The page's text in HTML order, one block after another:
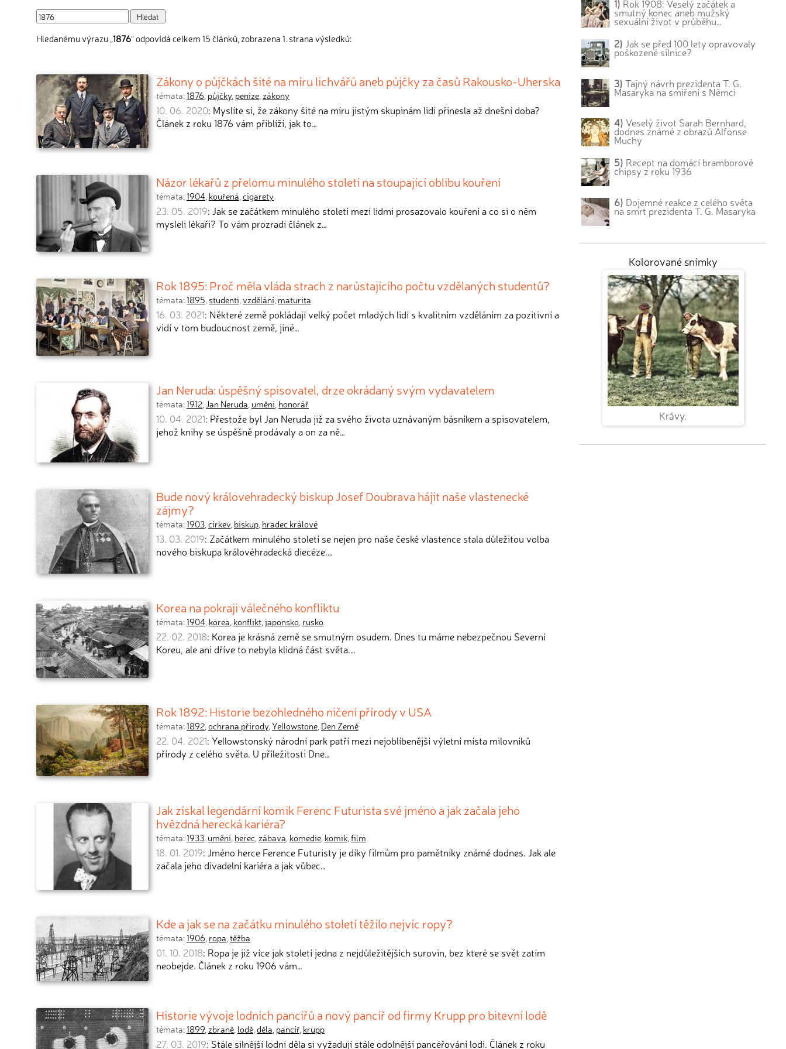
Hledanému výrazu „1876“ odpovídá celkem 15 článků, zobrazena 1. strana výsledků:
Zákony o půjčkách šité na míru lichvářů aneb půjčky za časů Rakousko-Uherska
témata:1876, půjčky, peníze, zákony
10. 06. 2020: Myslíte si, že zákony šité na míru jistým skupinám lidí přinesla až dnešní doba?
Článek z roku 1876 vám přiblíží, jak to…
Názor lékařů z přelomu minulého století na stoupající oblibu kouření
témata:1904, kouřená,cigarety
23. 05. 2019: Jak se začátkem minulého století mezi lidmi prosazovalo kouření a co si o něm
mysleli lékaři? To vám prozradí článek z…
Rok 1895: Proč měla vláda strach z narůstajícího počtu vzdělaných studentů?
témata:1895, studenti,vzdělání, maturita
16. 03. 2021: Některé země pokládají velký počet mladých lidí s kvalitním vzděláním za pozitivní a
vidí v tom budoucnost země, jiné…
Jan Neruda: úspěšný spisovatel, drze okrádaný svým vydavatelem
témata:1912,Jan Neruda, umění, honorář
10. 04. 2021: Přestože byl Jan Neruda již za svého života uznávaným básníkem a spisovatelem,
jehož knihy se úspěšně prodávaly a on za ně…
Bude nový královehradecký biskup Josef Doubrava hájit naše vlastenecké
zájmy?
témata:1903,církev, biskup, hradec králové
13. 03. 2019: Začátkem minulého století se nejen pro naše české vlastence stala důležitou volba
nového biskupa královéhradecká diecéze.…
Korea na pokraji válečného konfliktu
témata:1904, korea, konflikt,japonsko, rusko
22. 02. 2018: Korea je krásná země se smutným osudem. Dnes tu máme nebezpečnou Severní
Koreu, ale ani dříve to nebyla klidná část světa.…
Rok 1892: Historie bezohledného ničení přírody v USA
témata:1892,ochrana přírody,Yellowstone, Den Země
22. 04. 2021: Yellowstonský národní park patří mezi nejoblíbenější výletní místa milovníků
přírody z celého světa. U příležitosti Dne…
Jak získal legendární komik Ferenc Futurista své jméno a jak začala jeho
hvězdná herecká kariéra?
témata:1933, umění, herec, zábava, komedie, komik,film
18. 01. 2019: Jméno herce Ference Futuristy je díky filmům pro pamětníky známé dodnes. Jak ale
začala jeho divadelní kariéra a jak vůbec…
Kde a jak se na začátku minulého století těžilo nejvíc ropy?
témata:1906, ropa,těžba
01. 10. 2018: Ropa je již více jak století jedna z nejdůležitějších surovin, bez které se svět zatím
neobejde. Článek z roku 1906 vám…
Historie vývoje lodních pancířů a nový pancíř od firmy Krupp pro bitevní lodě
témata:1899, zbraně, lodě,děla, pancíř, krupp
27. 03. 2019: Stále silnější lodní děla si vyžadují stále odolnější pancéřování lodí. Článek z roku
1) Rok 1908: Veselý začátek a
smutný konec aneb mužský
sexuální život v průběhu…
2) Jak se před 100 lety opravovaly
poškozené silnice?
3) Tajný návrh prezidenta T. G.
Masaryka na smíření s Němci
4) Veselý život Sarah Bernhard,
dodnes známé z obrazů Alfonse
Muchy
5) Recept na domácí bramborové
chipsy z roku 1936
6) Dojemné reakce z celého světa
na smrt prezidenta T. G. Masaryka
Kolorované snímky
Krávy.